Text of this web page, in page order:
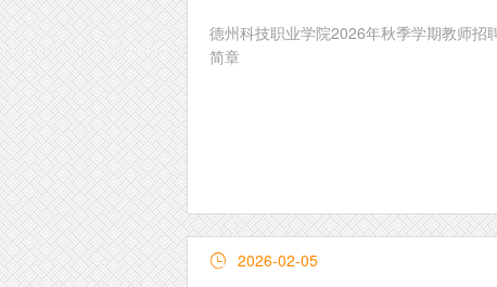
德州科技职业学院2026年秋季学期教师招
简章
 2026-02-05